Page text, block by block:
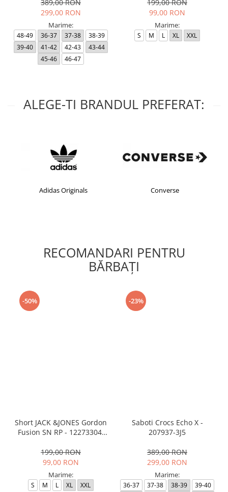
389,00 RON
299,00 RON
Marime:
48-49 36-37 37-38
38-39
39-40
41-42 42-43
43-44
45-46
46-47
199,00 RON
99,00 RON
Marime:
S M L XL XXL
ALEGE-TI BRANDUL PREFERAT:
Adidas Originals Converse
RECOMANDARI PENTRU
BĂRBAŢI
-50%
Short JACK &JONES Gordon
Fusion SN RP - 12273304-
199,00 RON
99,00 RON
Marime:
S M L XL XXL
-23%
Saboti Crocs Echo X -
207937-3J5
389,00 RON
299,00 RON
Marime:
36-37 37-38 38-39
39-40